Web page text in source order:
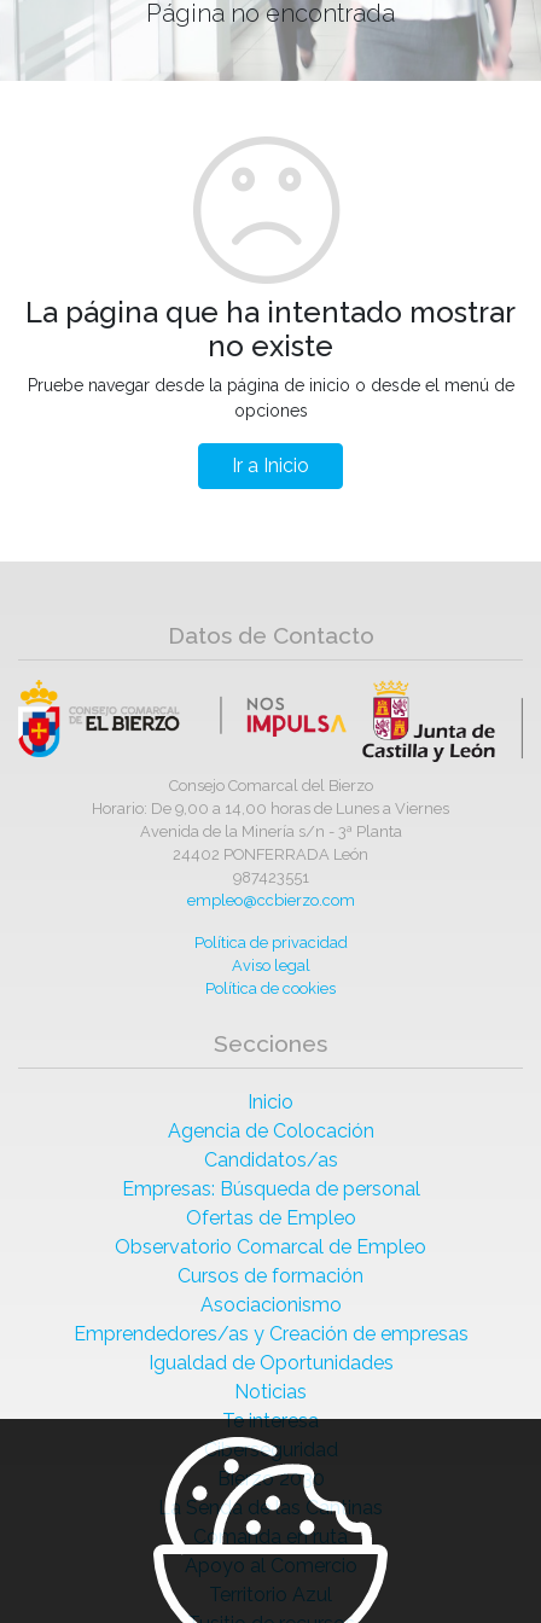
Página no encontrada
La página que ha intentado mostrar
no existe
Pruebe navegar desde la página de inicio o desde el menú de
opciones
Ir a Inicio
Datos de Contacto
Consejo Comarcal del Bierzo
Horario: De 9,00 a 14,00 horas de Lunes a Viernes
Avenida de la Minería s/n - 3ª Planta
24402 PONFERRADA León
987423551
empleo@ccbierzo.com
Política de privacidad
Aviso legal
Política de cookies
Secciones
Inicio
Agencia de Colocación
Candidatos/as
Empresas: Búsqueda de personal
Ofertas de Empleo
Observatorio Comarcal de Empleo
Cursos de formación
Asociacionismo
Emprendedores/as y Creación de empresas
Igualdad de Oportunidades
Noticias
Te interesa
Ciberseguridad
Bierzo 2030
La Senda de las Cantinas
Comanda en ruta
Apoyo al Comercio
Territorio Azul